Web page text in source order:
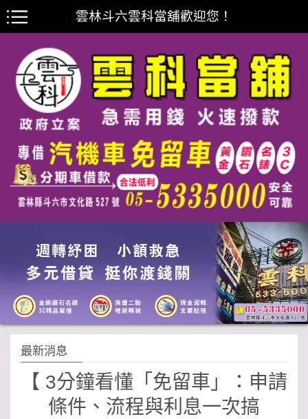
雲林斗六雲科當舖歡迎您！
最新消息
【 3分鐘看懂「免留車」：申請
條件、流程與利息一次搞